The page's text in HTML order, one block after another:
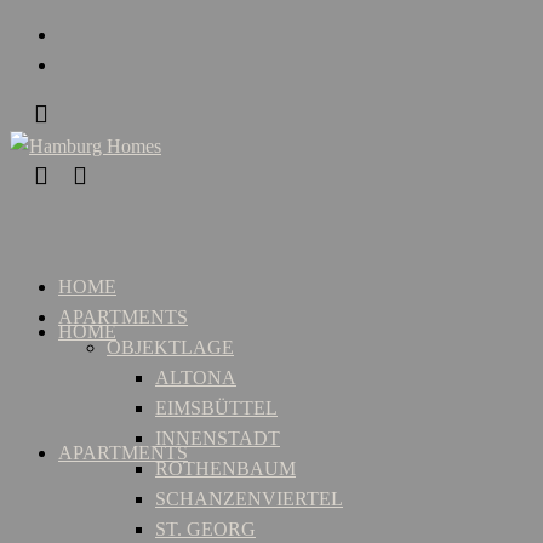
HOME
APARTMENTS
HOME
APARTMENTS
OBJEKTLAGE
ALTONA
EIMSBÜTTEL
INNENSTADT
ROTHENBAUM
SCHANZENVIERTEL
ST. GEORG